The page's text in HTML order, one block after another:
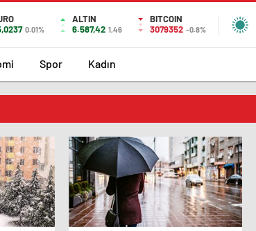
0.01%
ALTIN
6.587,42 1,46
BITCOIN
3079352 -0.8%
Spor Kadın